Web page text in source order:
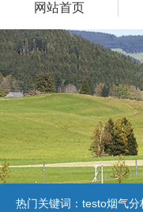
网站首页
热门关键词： testo烟气分